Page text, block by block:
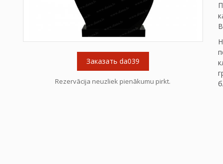
Заказать da039
Rezervācija neuzliek pienākumu pirkt.